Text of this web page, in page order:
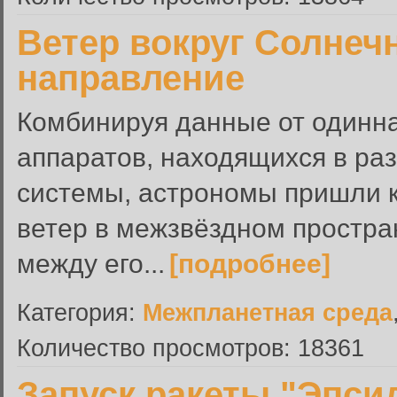
Ветер вокруг
направление
Комбинируя данные от
аппаратов, находящихся в
системы, астрономы пришли
ветер в межзвёздном
между его... [подробнее]
Категория: Межпланетная среда
Количество просмотров: 18361